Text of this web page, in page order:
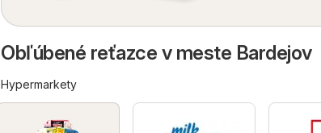
Obľúbené reťazce v meste Bardejov
Hypermarkety